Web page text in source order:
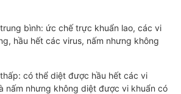
bình: ức chế trực khuẩn lao, các vi
hầu hết các virus, nấm nhưng không
có thể diệt được hầu hết các vi
nấm nhưng không diệt được vi khuẩn có